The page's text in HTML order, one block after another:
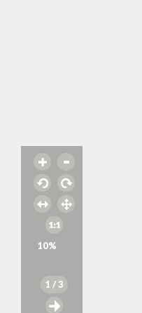
10%
1 / 3